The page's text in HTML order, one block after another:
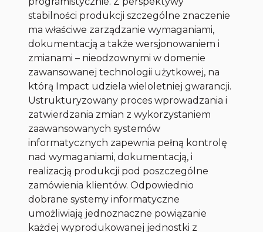
stabilności produkcji szczególne znaczenie
ma właściwe zarządzanie wymaganiami,
dokumentacją a także wersjonowaniem i
zmianami – nieodzownymi w domenie
zawansowanej technologii użytkowej, na
którą Impact udziela wieloletniej gwarancji.
Ustrukturyzowany proces wprowadzania i
zatwierdzania zmian z wykorzystaniem
zaawansowanych systemów
informatycznych zapewnia pełną kontrolę
nad wymaganiami, dokumentacją, i
realizacją produkcji pod poszczególne
zamówienia klientów. Odpowiednio
dobrane systemy informatyczne
umożliwiają jednoznaczne powiązanie
każdej wyprodukowanej jednostki z